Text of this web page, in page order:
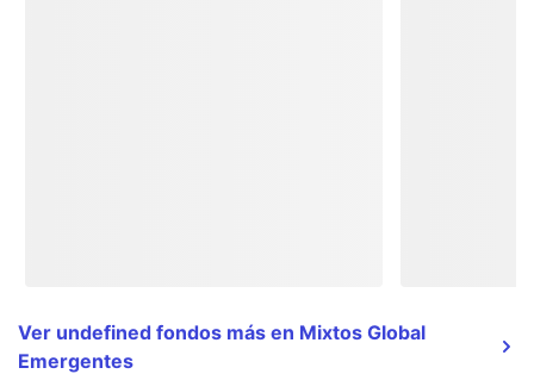
Ver undefined fondos más en Mixtos Global
Emergentes